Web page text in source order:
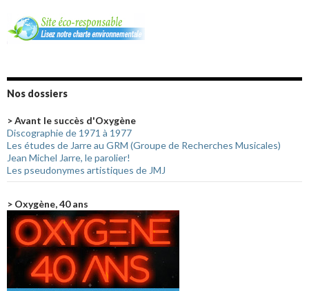
Nos dossiers
> Avant le succès d'Oxygène
Discographie de 1971 à 1977
Les études de Jarre au GRM (Groupe de Recherches Musicales)
Jean Michel Jarre, le parolier!
Les pseudonymes artistiques de JMJ
> Oxygène, 40 ans